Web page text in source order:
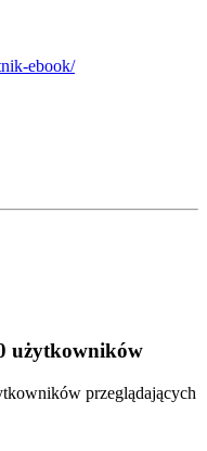
ebook/
użytkowników
przeglądających